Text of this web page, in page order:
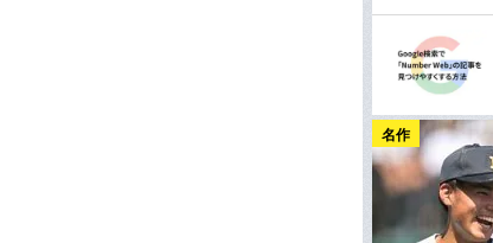
名作